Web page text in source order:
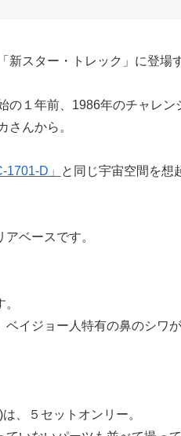
新スター・トレック」に登場
１年前、1986年のチャレ
さんから。
1701-D」
と同じ宇宙空間を想
ベースです。
イジョー人特有の鼻のシワ
、５セットオンリー。